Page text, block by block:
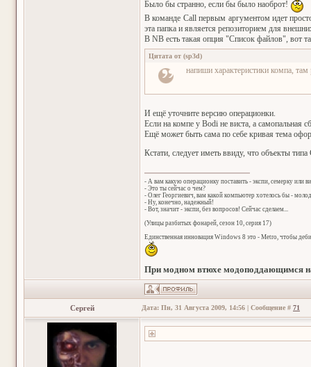
Было бы странно, если бы было наоброт!
В команде Call первым аргументом идет
эта папка и является репозиторием для
В NB есть такая опция "Список файлов", вот
Цитата от (sp3d)
напиши характеристики компа, там
И ещё уточните версию операционки.
Если на компе у Bodi не виста, а самопальная
Ещё может быть сама по себе кривая тема
Кстати, следует иметь ввиду, что объекты
- А вам какую операционку поставить - экспи, семерку или
- Это ты сейчас о чем?
- Олег Георгиевич, вам какой компьютер хотелось бы -
- Ну, конечно, надежный!
- Вот, значит - экспи, без вопросов! Сейчас сделаем...
(Улицы разбитых фонарей, сезон 10, серия 17)
Единственная инновация Windows 8 это - Metro, чтобы
При модном втюхе модоподдающимся
Сергей Дата: Пн, 31 Августа 2009, 14:56 | Сообщение # 71